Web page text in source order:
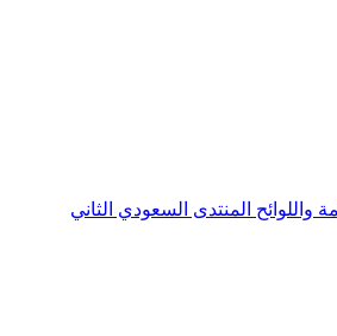
واللوائح المنتدى السعودي الثاني